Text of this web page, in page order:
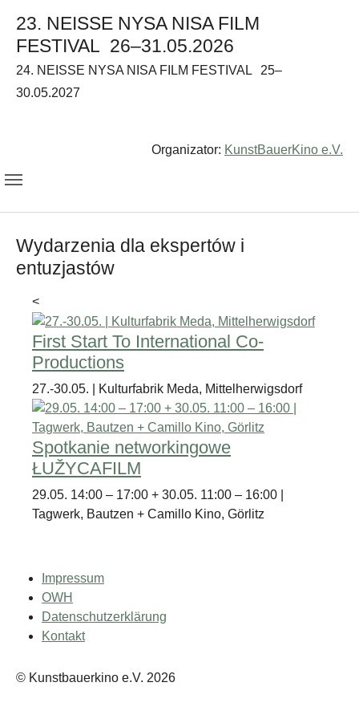
23. NEISSE NYSA NISA FILM
FESTIVAL 26–31.05.2026
24. NEISSE NYSA NISA FILM FESTIVAL
25–
30.05.2027
Organizator: KunstBauerKino e.V.
Wydarzenia dla ekspertów i
entuzjastów
<
First Start To International Co-
Productions
27.-30.05. | Kulturfabrik Meda, Mittelherwigsdorf
Spotkanie networkingowe
ŁUŽYCAFILM
29.05. 14:00 – 17:00 + 30.05. 11:00 – 16:00 |
Tagwerk, Bautzen + Camillo Kino, Görlitz
Impressum
OWH
Datenschutzerklärung
Kontakt
© Kunstbauerkino e.V. 2026